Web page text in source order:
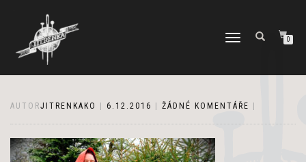
PŘEPNOUT
0
AUTORJITRENKAKO 6.12.2016 ŽÁDNÉ KOMENTÁŘE